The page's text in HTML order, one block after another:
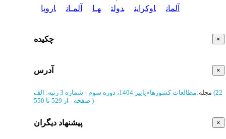
آلمان اوکراین دولت هـا آلمـان اروپا
× چکیده
× آدرس
مجله:مطالعات کشورها»پاییز 1404، دوره سوم - شماره 3 رتبه: الف
(‎22
صفحه - )
× پیشنهاد دیگران